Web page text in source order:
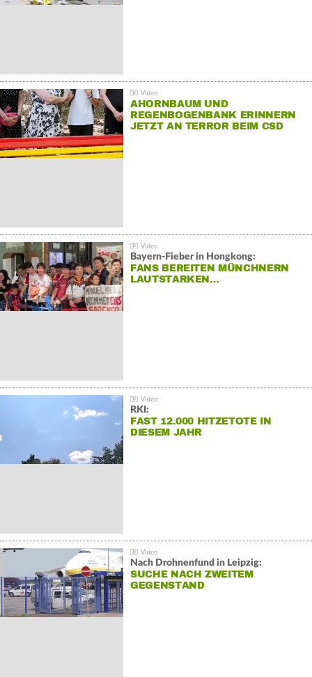
AHORNBAUM UND
REGENBOGENBANK ERINNERN
JETZT AN TERROR BEIM CSD
Bayern-Fieber in Hongkong:
FANS BEREITEN MÜNCHNERN
LAUTSTARKEN…
RKI:
FAST 12.000 HITZETOTE IN
DIESEM JAHR
Nach Drohnenfund in Leipzig:
SUCHE NACH ZWEITEM
GEGENSTAND